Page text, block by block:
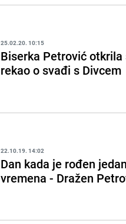
25.02.20. 10:15
Biserka Petrović
rekao o svađi s Divcem
22.10.19. 14:02
Dan kada je rođen
vremena - Dražen